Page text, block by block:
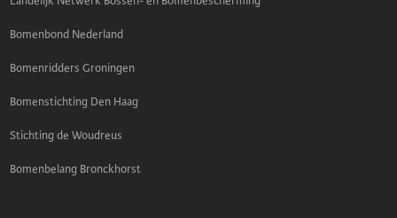
Bomenbond Nederland
Bomenridders Groningen
Bomenstichting Den Haag
Stichting de Woudreus
Bomenbelang Bronckhorst